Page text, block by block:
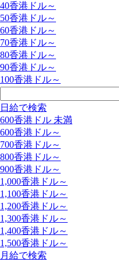
40香港ドル～
50香港ドル～
60香港ドル～
70香港ドル～
80香港ドル～
90香港ドル～
100香港ドル～
日給で検索
600香港ドル 未満
600香港ドル～
700香港ドル～
800香港ドル～
900香港ドル～
1,000香港ドル～
1,100香港ドル～
1,200香港ドル～
1,300香港ドル～
1,400香港ドル～
1,500香港ドル～
月給で検索